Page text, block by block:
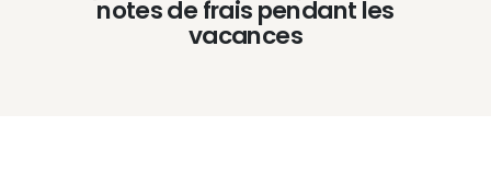
notes de frais pendant les
vacances